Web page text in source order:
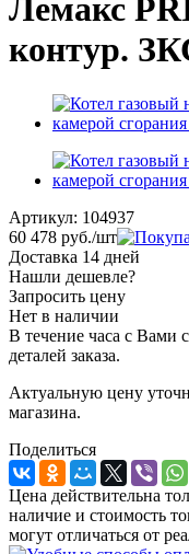
Лемакс
контур.
Артикул: 104937
60 478 руб./шт
Доставка 14 дней
Нашли дешевле?
Запросить цену
Нет в наличии
В течение часа с Вами
деталей заказа.
Актуальную цену
магазина.
Поделиться
Цена действительна
наличие и стоимость
могут отличаться от